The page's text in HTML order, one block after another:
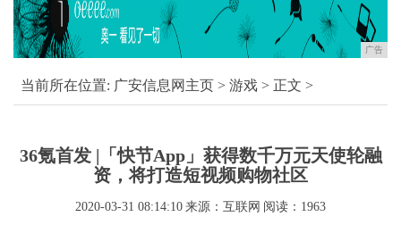
广告
当前所在位置: 广安信息网主页 > 游戏 > 正文 >
36氪首发 |「快节App」获得数千万元天使轮融
资，将打造短视频购物社区
2020-03-31 08:14:10 来源：互联网 阅读：1963